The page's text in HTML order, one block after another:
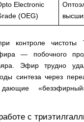
Electronic
(OEG)
контроле чистоты
— побочного
Эфир трудно
синтеза через
дающие
с